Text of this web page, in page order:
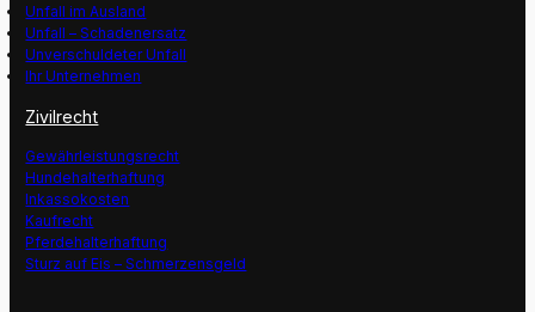
Unfall im Ausland
Unfall – Schadenersatz
Unverschuldeter Unfall
Ihr Unternehmen
Zivilrecht
Gewährleistungsrecht
Hundehalterhaftung
Inkassokosten
Kaufrecht
Pferdehalterhaftung
Sturz auf Eis – Schmerzensgeld